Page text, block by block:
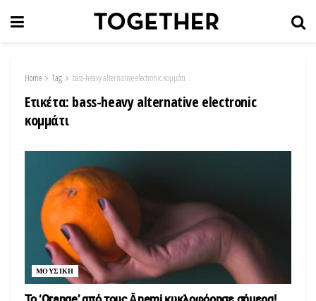
Home Tag bass-heavy alternative electronic κομμάτι
Ετικέτα: bass-heavy alternative electronic
κομμάτι
ΜΟΥΣΙΚΗ